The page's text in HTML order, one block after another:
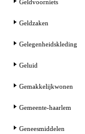
Geldvoorniets
Geldzaken
Gelegenheidskleding
Geluid
Gemakkelijkwonen
Gemeente-haarlem
Geneesmiddelen